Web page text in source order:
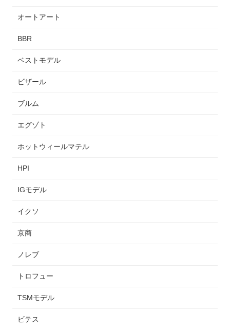
オートアート
BBR
ベストモデル
ビザール
ブルム
エグゾト
ホットウィールマテル
HPI
IGモデル
イクソ
京商
ノレブ
トロフュー
TSMモデル
ビテス